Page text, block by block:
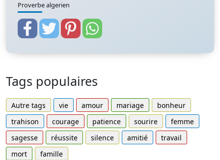
Proverbe algerien
Tags populaires
Autre tags vie amour mariage
bonheur
trahison
courage patience sourire
femme
sagesse
réussite silence amitié
travail
mort
famille